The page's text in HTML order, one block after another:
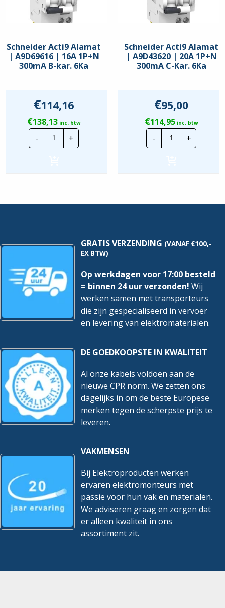
Schneider Acti9 Alamat
| A9D69616 | 16A 1P+N
300mA B-kar. 6Ka
€114,16
€138,13inc. btw
-
Schneider
Acti9
Alamat
B-
+
Schneider Acti9 Alamat
| A9D43620 | 20A 1P+N
300mA C-Kar. 6Ka
€95,00
€114,95inc. btw
-
Schneider
Acti9
Alamat
C-
+
GRATIS VERZENDING (VANAF €100,-
EX BTW)
Op werkdagen voor 17:00 besteld
= binnen 24 uur verzonden! Wij
werken samen met transporteurs
die zijn gespecialiseerd in vervoer
en levering van elektromaterialen.
DE GOEDKOOPSTE IN KWALITEIT
Al onze kabels voldoen aan de
nieuwe CPR norm. We zetten ons
dagelijks in om de beste Europese
merken tegen de scherpste prijs te
leveren.
VAKMENSEN
Bij Elektroproducten werken
ervaren elektromonteurs met
passie voor hun vak en materialen.
We adviseren graag en zorgen dat
er alleen kwaliteit in ons
assortiment zit.